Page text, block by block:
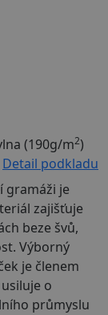
(190g/m2)
Detail podkladu
gramáži je
zajišťuje
beze švů,
Výborný
je členem
o
průmyslu